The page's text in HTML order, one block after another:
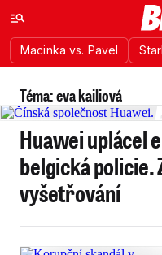
Macinka vs. Pavel
Téma: eva kailiová
Huawei uplácel
belgická policie.
vyšetřování